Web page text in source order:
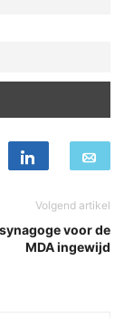
Volgend artikel
voor de
MDA ingewijd